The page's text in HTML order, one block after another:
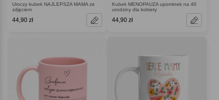
Uroczy kubek NAJLEPSZA MAMA ze
zdjęciem
44,90 zł
Kubek MENOPAUZA upominek na 40
urodziny dla kobiety
44,90 zł